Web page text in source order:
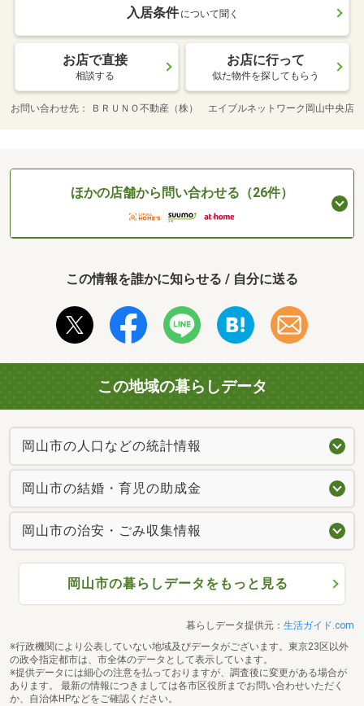
入居条件 について聞く
お店で直接
相談する
お店に行って
似た物件を探してもらう
お問い合わせ先 ＢＲＵＮＯ不動産（株） エイブルネットワーク岡山中央店
ほかの店舗から問い合わせる（26件）
この情報を誰かに知らせる / 自分に送る
この地域の暮らしデータ
岡山市の人口などの統計情報
岡山市の結婚・育児の助成金
岡山市の治安・ごみ収集情報
岡山市の暮らしデータをもっと見る
暮らしデータ提供元： 生活ガイド.com
※行政機関により公表していない地域及びデータがございます。東京23区以外
の政令指定都市は、市全体のデータとして表示しています。
※提供データには細心の注意を払っておりますが、調査後に変更がある場合が
あります。 最新の情報につきましては各市区役所までお問い合わせいただく
か、自治体HPなどをご確認ください。